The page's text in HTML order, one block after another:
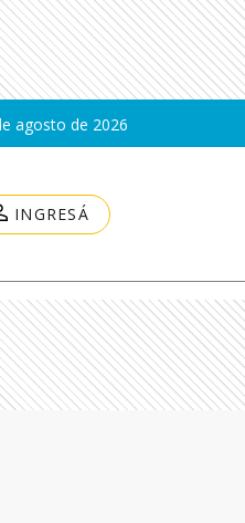
agosto de 2026
INGRESÁ